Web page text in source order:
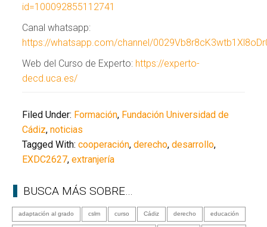
id=100092855112741
Canal whatsapp:
https://whatsapp.com/channel/
Web del Curso de Experto: https://experto-
decd.uca.es/
Filed Under: Formación, Fundación Universidad de
Cádiz,noticias
Tagged With:cooperación,derecho,desarrollo,
EXDC2627,extranjería
BUSCA MÁS SOBRE…
adaptación al grado cslm curso Cádiz derecho educación